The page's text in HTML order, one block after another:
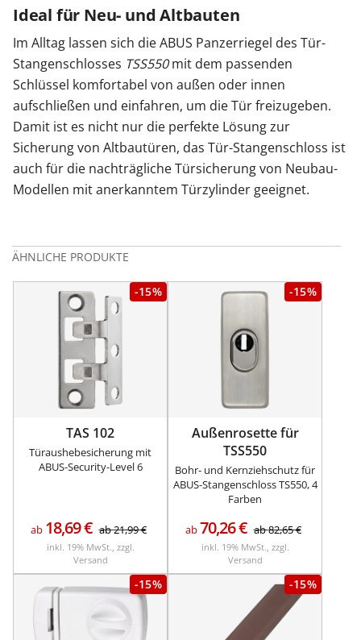
Ideal für Neu- und Altbauten
Im Alltag lassen sich die ABUS Panzerriegel des Tür-
Stangenschlosses TSS550mit dem passenden
Schlüssel komfortabel von außen oder innen
aufschließen und einfahren, um die Tür freizugeben.
Damit ist es nicht nur die perfekte Lösung zur
Sicherung von Altbautüren, das Tür-Stangenschloss ist
auch für die nachträgliche Türsicherung von Neubau-
Modellen mit anerkanntem Türzylinder geeignet.
ÄHNLICHE PRODUKTE
-15%
TAS 102
Türaushebesicherung mit
ABUS-Security-Level 6
ab 18,69€ ab21,99€
inkl. 19% MwSt., zzgl.
Versand
-15%
Außenrosette für
TSS550
Bohr- und Kernziehschutz für
ABUS-Stangenschloss TS550, 4
Farben
ab70,26€ ab82,65€
inkl. 19% MwSt., zzgl.
Versand
-15% -15%